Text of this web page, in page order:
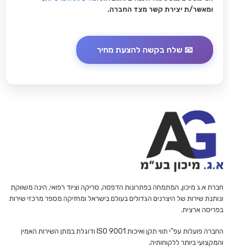
ומאשר/ת יצירת קשר מצד החברה.
חברת א.ג מיכון, המתמחה בפתרונות הדפסה, סריקה וציוד רפואי, הינה משווקת
ונותנת שירות של היצרנים הגדולים בעולם בישראל ומחזיקה מספר מרכזי שירות
בפריסה ארצית.
החברה פועלות עפ"י תווי תקן ואיכות ISO 9001 ודוגלת במתן השירות האמין
והמקצועי ביותר ללקוחותיה.